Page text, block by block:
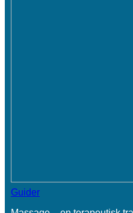
Guider